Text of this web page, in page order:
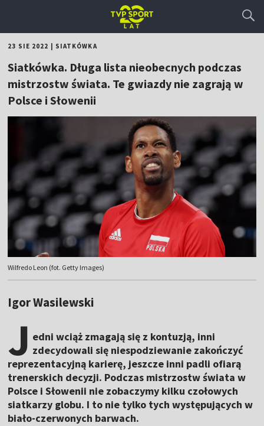
23 SIE 2022 SIATKÓWKA
Siatkówka. Długa lista nieobecnych podczas
mistrzostw świata. Te gwiazdy nie zagrają w
Polsce i Słowenii
Wilfredo Leon (fot. Getty Images)
Igor Wasilewski
J edni wciąż zmagają się z kontuzją, inni
zdecydowali się niespodziewanie zakończyć
reprezentacyjną karierę, jeszcze inni padli ofiarą
trenerskich decyzji. Podczas mistrzostw świata w
Polsce i Słowenii nie zobaczymy kilku czołowych
siatkarzy globu. I to nie tylko tych występujących w
biało-czerwonych barwach.